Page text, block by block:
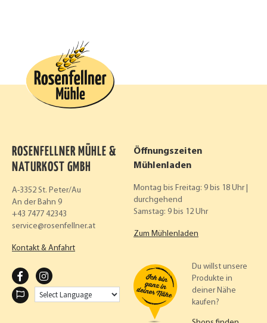
ROSENFELLNER MÜHLE &
NATURKOST GMBH
A-3352 St. Peter/Au
An der Bahn 9
+43 7477 42343
service
rosenfellner.at
Kontakt & Anfahrt
F
N
Öffnungszeiten
Mühlenladen
Montag bis Freitag: 9 bis 18 Uhr |
durchgehend
Samstag: 9 bis 12 Uhr
Zum Mühlenladen
Du willst unsere
Produkte in
deiner Nähe
kaufen?